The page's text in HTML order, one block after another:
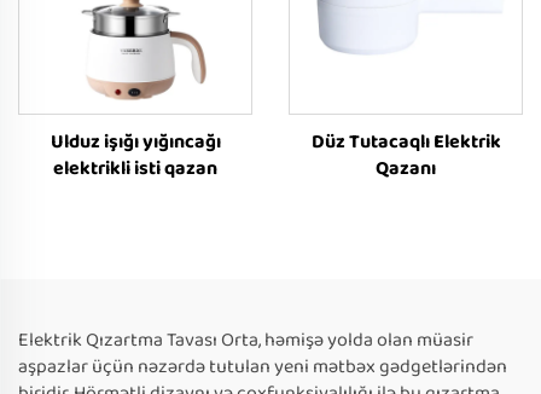
Ulduz işığı yığıncağı
elektrikli isti qazan
Düz Tutacaqlı Elektrik
Qazanı
Elektrik Qızartma Tavası Orta, həmişə yolda olan müasir
aşpazlar üçün nəzərdə tutulan yeni mətbəx gədgetlərindən